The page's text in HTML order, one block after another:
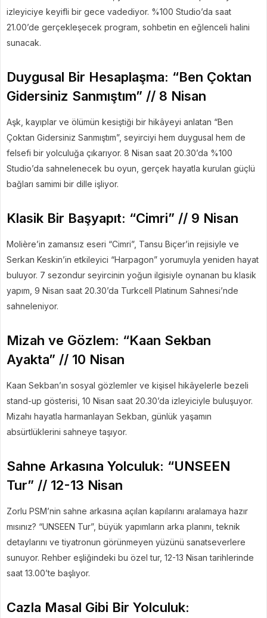
izleyiciye keyifli bir gece vadediyor. %100 Studio’da saat
21.00’de gerçekleşecek program, sohbetin en eğlenceli halini
sunacak.
Duygusal Bir Hesaplaşma: “Ben Çoktan
Gidersiniz Sanmıştım” // 8 Nisan
Aşk, kayıplar ve ölümün kesiştiği bir hikâyeyi anlatan “Ben
Çoktan Gidersiniz Sanmıştım”, seyirciyi hem duygusal hem de
felsefi bir yolculuğa çıkarıyor. 8 Nisan saat 20.30’da %100
Studio’da sahnelenecek bu oyun, gerçek hayatla kurulan güçlü
bağları samimi bir dille işliyor.
Klasik Bir Başyapıt: “Cimri” // 9 Nisan
Molière’in zamansız eseri “Cimri”, Tansu Biçer’in rejisiyle ve
Serkan Keskin’in etkileyici “Harpagon” yorumuyla yeniden hayat
buluyor. 7 sezondur seyircinin yoğun ilgisiyle oynanan bu klasik
yapım, 9 Nisan saat 20.30’da Turkcell Platinum Sahnesi’nde
sahneleniyor.
Mizah ve Gözlem: “Kaan Sekban
Ayakta” // 10 Nisan
Kaan Sekban’ın sosyal gözlemler ve kişisel hikâyelerle bezeli
stand-up gösterisi, 10 Nisan saat 20.30’da izleyiciyle buluşuyor.
Mizahı hayatla harmanlayan Sekban, günlük yaşamın
absürtlüklerini sahneye taşıyor.
Sahne Arkasına Yolculuk: “UNSEEN
Tur” // 12-13 Nisan
Zorlu PSM’nin sahne arkasına açılan kapılarını aralamaya hazır
mısınız? “UNSEEN Tur”, büyük yapımların arka planını, teknik
detaylarını ve tiyatronun görünmeyen yüzünü sanatseverlere
sunuyor. Rehber eşliğindeki bu özel tur, 12-13 Nisan tarihlerinde
saat 13.00’te başlıyor.
Cazla Masal Gibi Bir Yolculuk: